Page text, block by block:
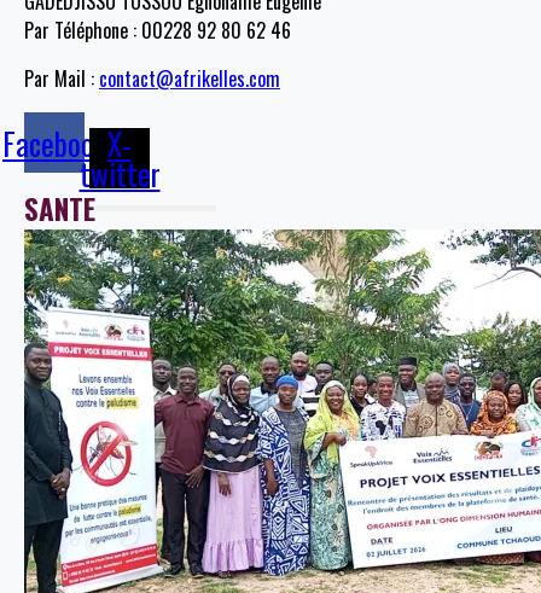
Par Téléphone : 00228 92 80 62 46
Par Mail : contact@afrikelles.com
FacebookX-
twitter
SANTE